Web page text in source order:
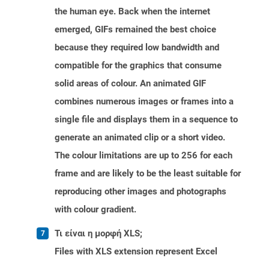
the human eye. Back when the internet
emerged, GIFs remained the best choice
because they required low bandwidth and
compatible for the graphics that consume
solid areas of colour. An animated GIF
combines numerous images or frames into a
single file and displays them in a sequence to
generate an animated clip or a short video.
The colour limitations are up to 256 for each
frame and are likely to be the least suitable for
reproducing other images and photographs
with colour gradient.
Τι είναι η μορφή XLS;
Files with XLS extension represent Excel